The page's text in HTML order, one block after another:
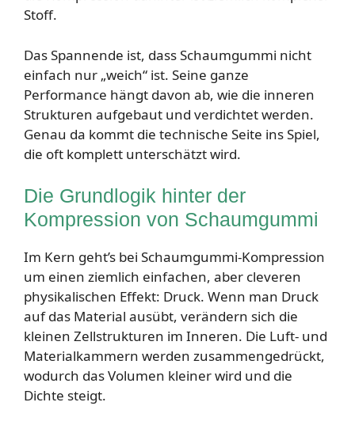
Stoff.
Das Spannende ist, dass Schaumgummi nicht
einfach nur „weich“ ist. Seine ganze
Performance hängt davon ab, wie die inneren
Strukturen aufgebaut und verdichtet werden.
Genau da kommt die technische Seite ins Spiel,
die oft komplett unterschätzt wird.
Die Grundlogik hinter der
Kompression von Schaumgummi
Im Kern geht’s bei Schaumgummi-Kompression
um einen ziemlich einfachen, aber cleveren
physikalischen Effekt: Druck. Wenn man Druck
auf das Material ausübt, verändern sich die
kleinen Zellstrukturen im Inneren. Die Luft- und
Materialkammern werden zusammengedrückt,
wodurch das Volumen kleiner wird und die
Dichte steigt.